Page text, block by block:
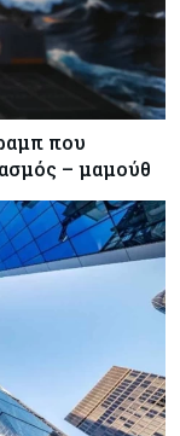
που
– μαμούθ